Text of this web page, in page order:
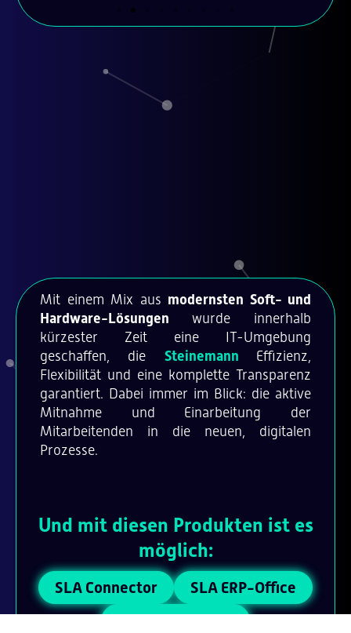
Mit einem Mix aus modernsten Soft- und
Hardware-Lösungen wurde innerhalb
kürzester Zeit eine IT-Umgebung
geschaffen, die Steinemann Effizienz,
Flexibilität und eine komplette Transparenz
garantiert. Dabei immer im Blick: die aktive
Mitnahme und Einarbeitung der
Mitarbeitenden in die neuen, digitalen
Prozesse.
Und mit diesen Produkten ist es
möglich:
SLA Connector
SLA ERP-Office
SLA Schlachtung